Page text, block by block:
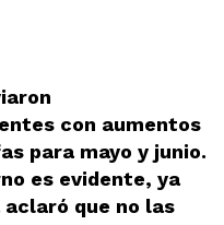
con aumentos
para mayo y junio.
es evidente, ya
que no las